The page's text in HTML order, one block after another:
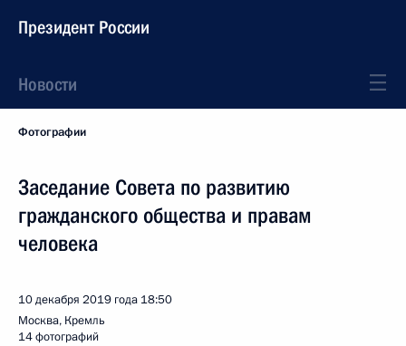
Президент России
Новости
Фотографии
Заседание Совета по развитию
гражданского общества и правам
человека
10 декабря 2019 года 18:50
Москва, Кремль
14 фотографий